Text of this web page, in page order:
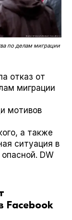
по делам миграции
отказ от
миграции
мотивов
а также
ситуация в
DW
Facebook